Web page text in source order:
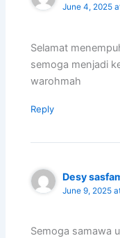
June 4, 2025
Selamat
semoga menjadi
warohmah
Reply
Desy
June 9, 2025
Semoga samawa